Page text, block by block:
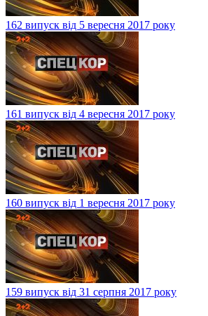
162 випуск від 5 вересня 2017 року
161 випуск від 4 вересня 2017 року
160 випуск від 1 вересня 2017 року
159 випуск від 31 серпня 2017 року